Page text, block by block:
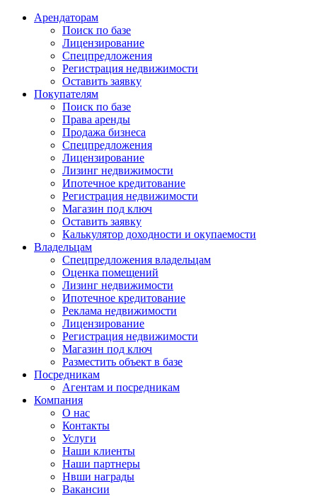
Арендаторам
Поиск по базе
Лицензирование
Спецпредложения
Регистрация недвижимости
Оставить заявку
Покупателям
Поиск по базе
Права аренды
Продажа бизнеса
Спецпредложения
Лицензирование
Лизинг недвижимости
Ипотечное кредитование
Регистрация недвижимости
Магазин под ключ
Оставить заявку
Калькулятор доходности и окупаемости
Владельцам
Спецпредложения владельцам
Оценка помещений
Лизинг недвижимости
Ипотечное кредитование
Реклама недвижимости
Лицензирование
Регистрация недвижимости
Магазин под ключ
Разместить объект в базе
Посредникам
Агентам и посредникам
Компания
О нас
Контакты
Услуги
Наши клиенты
Наши партнеры
Нвши награды
Вакансии